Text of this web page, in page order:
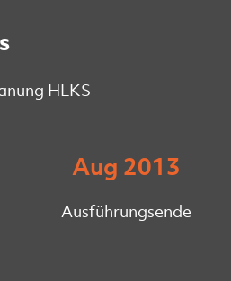
HLKS
Aug 2013
Ausführungsende